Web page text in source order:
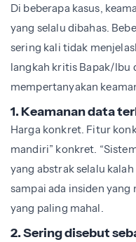
Di beberapa kasus,
yang selalu dibahas.
sering kali tidak
langkah kritis Bapak/Ibu
mempertanyakan
1. Keamanan data
Harga konkret. Fitur
mandiri” konkret.
yang abstrak selalu
sampai ada insiden
yang paling mahal.
2. Sering disebut